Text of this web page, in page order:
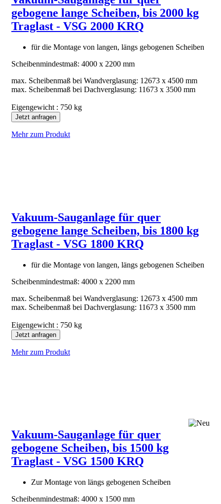
gebogene lange Scheiben, bis 2000 kg
Traglast - VSG 2000 KRQ
für die Montage von langen, längs gebogenen Scheiben
Scheibenmindestmaß: 4000 x 2200 mm
max. Scheibenmaß bei Wandverglasung: 12673 x 4500 mm
max. Scheibenmaß bei Dachverglasung: 11673 x 3500 mm
Eigengewicht : 750 kg
Jetzt anfragen
Mehr zum Produkt
Vakuum-Sauganlage für quer
gebogene lange Scheiben, bis 1800 kg
Traglast - VSG 1800 KRQ
für die Montage von langen, längs gebogenen Scheiben
Scheibenmindestmaß: 4000 x 2200 mm
max. Scheibenmaß bei Wandverglasung: 12673 x 4500 mm
max. Scheibenmaß bei Dachverglasung: 11673 x 3500 mm
Eigengewicht : 750 kg
Jetzt anfragen
Mehr zum Produkt
Vakuum-Sauganlage für quer
gebogene Scheiben, bis 1500 kg
Traglast - VSG 1500 KRQ
Zur Montage von längs gebogenen Scheiben
Scheibenmindestmaß: 4000 x 1500 mm